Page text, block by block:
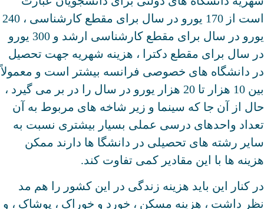
است از 170 یورو در سال برای مقطع کارشناسی ، 240
یورو در سال برای مقطع کارشناسی ارشد و 300 یورو
در سال برای مقطع دکترا ، هزینه شهریه جهت تحصیل
در دانشگاه های خصوصی فرانسه بیشتر است و معمولاً
بین 10 هزار تا 20 هزار یورو در سال را در بر می گیرد ،
حال از آن جا که سینما و زیر شاخه های مربوط به آن
تعداد واحدهای درسی عملی بسیار بیشتری نسبت به
سایر رشته های تحصیلی در دانشگا ها دارند ممکن
هزینه ها با این مقادیر کمی تفاوت کند.
در کنار این باید هزینه زندگی در این کشور را هم مد
نظر داشت ، هزینه مسکن ، خورد و خوراک ، پوشاک ، و